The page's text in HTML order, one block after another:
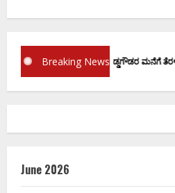
Breaking News
ವಚನಕ್ಕೂ ಮುನ್ನ ದೊಡ್ಡಗೌಡರ ಮನೆಗೆ ತೆರಳಿ
June 2026